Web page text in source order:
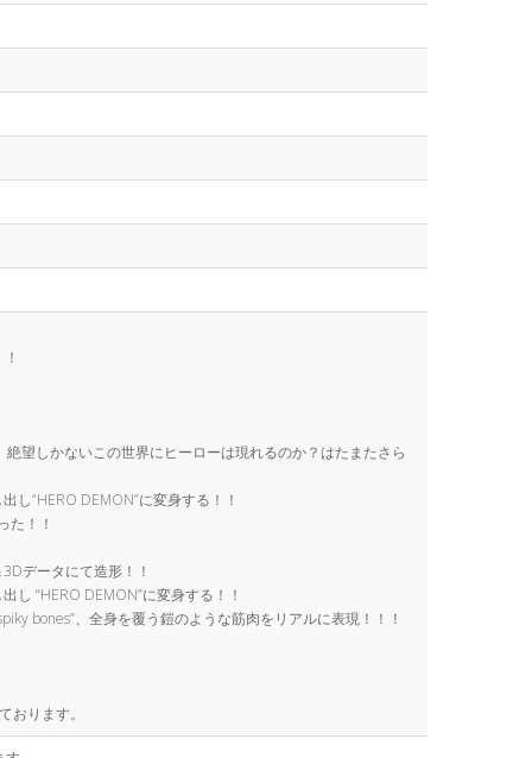
望しかないこの世界にヒーローは現れるのか？はたまたさら
し“HERO DEMON”に変身する！！
た！！
データにて造形！！
し “HERO DEMON”に変身する！！
bones”、全身を覆う鎧のような筋肉をリアルに表現！！！
ります。